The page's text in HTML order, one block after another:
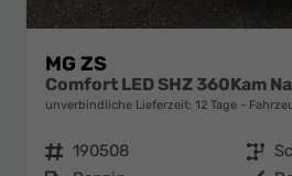
MG ZS
unverbindliche Lieferzeit: 12 Tage
Fahrzeugnr. 190508 Getriebe